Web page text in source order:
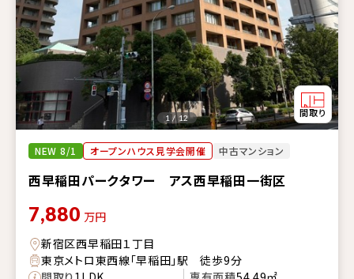
NEW 8/1 オープンハウス見学会開催 中古マンション
西早稲田パークタワー アス西早稲田一街区
1 / 12
7,880 万円
新宿区西早稲田１丁目
東京メトロ東西線「早稲田」駅 徒歩9分